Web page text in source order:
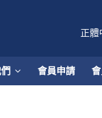
正體
會員申請